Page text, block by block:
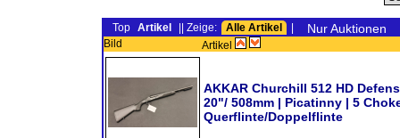
Top Artikel || Zeige: Alle Artikel Nur Auktionen
Bild
Artikel
AKKAR Churchill 512 HD
20"/ 508mm | Picatinny | 5
Querflinte/Doppelflinte